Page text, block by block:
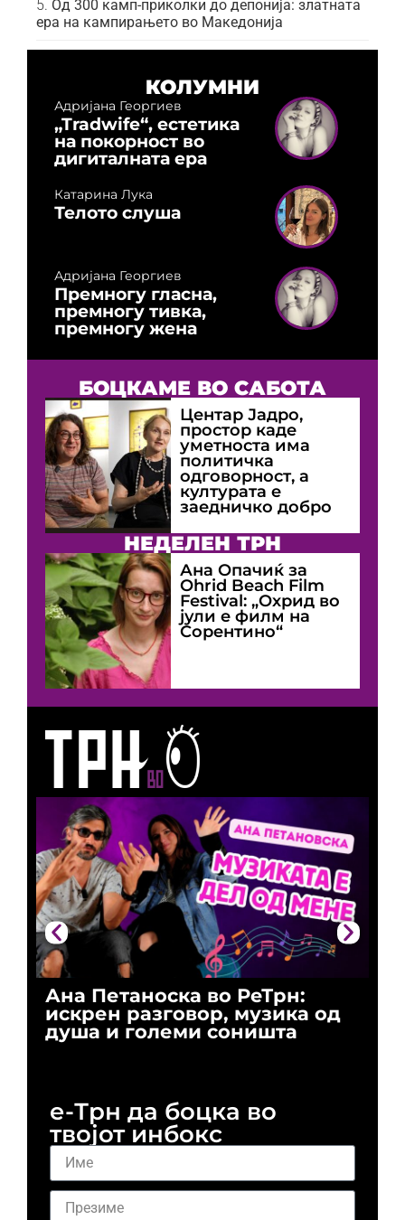
Од 300 камп-приколки до депонија: златната
ера на кампирањето во Македонија
Ана Петаноска во РеТрн:
искрен разговор, музика од
душа и големи соништа
КОЛУМНИ
Адријана Георгиев
„Tradwife“, естетика
на покорност во
дигиталната ера
Катарина Лука
Телото слуша
Адријана Георгиев
Премногу гласна,
премногу тивка,
премногу жена
БОЦКАМЕ ВО САБОТА
Центар Јадро,
простор каде
уметноста има
политичка
одговорност, а
културата е
заедничко добро
НЕДЕЛЕН ТРН
Ана Опачиќ за
Оhrid Beach Film
Festival: „Охрид во
јули е филм на
Сорентино“
е-Трн да боцка во
твојот инбокс